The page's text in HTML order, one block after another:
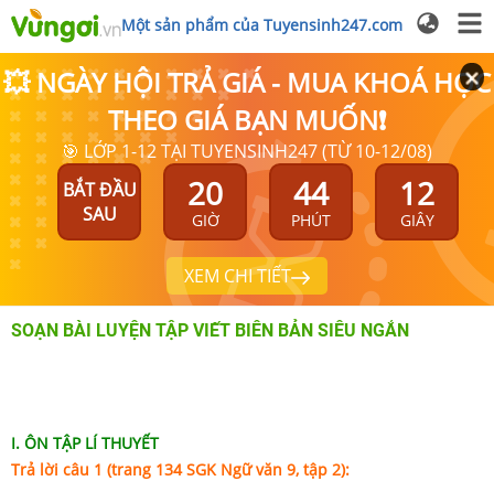
Một sản phẩm của Tuyensinh247.com
💥 NGÀY HỘI TRẢ GIÁ - MUA KHOÁ HỌC
THEO GIÁ BẠN MUỐN❗
🎯 LỚP 1-12 TẠI TUYENSINH247 (TỪ 10-12/08)
BẮT ĐẦU
SAU
20
GIỜ
44
PHÚT
12
GIÂY
XEM CHI TIẾT
SOẠN BÀI LUYỆN TẬP VIẾT BIÊN BẢN SIÊU NGẮN
I. ÔN TẬP LÍ THUYẾT
Trả lời câu 1 (trang 134 SGK Ngữ văn 9, tập 2):